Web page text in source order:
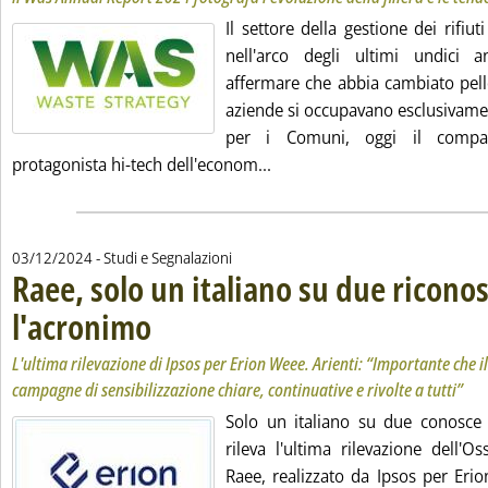
Il settore della gestione dei
nell'arco degli ultimi undici
affermare che abbia cambiato
aziende si occupavano
per i Comuni, oggi il
protagonista hi-tech dell'econom...
03/12/2024- Studi e Segnalazioni
Raee, solo un italiano su due
l'acronimo
L'ultima rilevazione di Ipsos per Erion Weee. Arienti: “Importante che
campagne di sensibilizzazione chiare, continuative e rivolte a tutti”
Solo un italiano su due conosce
rileva l'ultima rilevazione
Raee, realizzato da Ipsos per